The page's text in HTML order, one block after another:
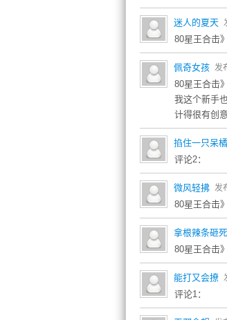
迷人的夏天
80星王合击
佩奇女孩 发
80星王合击
我这个新手
计得很有创
掐住一只呆橘
评论2：
微风轻拂 发
80星王合击
拿根辣条砸
80星王合击
能打又会撩
评论1：